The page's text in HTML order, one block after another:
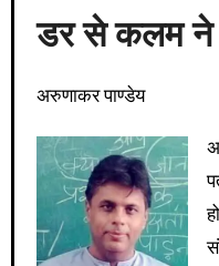
डर से कलम
अरुणाकर पाण्डेय